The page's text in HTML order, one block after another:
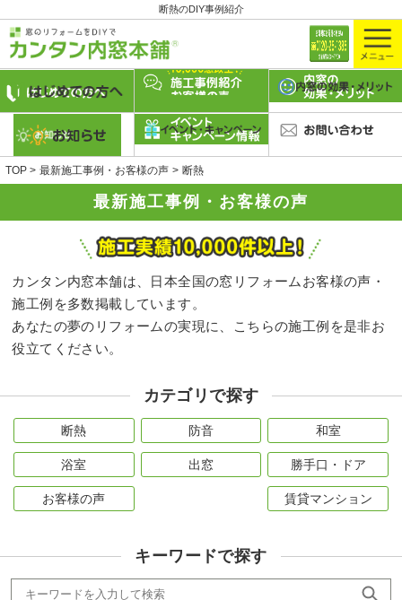
断熱のDIY事例紹介
最新施工事例・お客様の声
TOP 最新施工事例・お客様の声 断熱
カンタン内窓本舗は、日本全国の窓リフォームお客様の声・
施工例を多数掲載しています。
あなたの夢のリフォームの実現に、こちらの施工例を是非お
役立てください。
カテゴリで探す
断熱 防音 和室
浴室 出窓 勝手口・ドア
お客様の声 賃貸マンション
キーワードで探す